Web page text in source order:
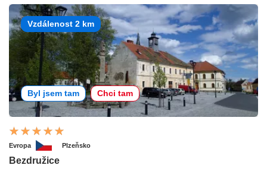
Vzdálenost 2 km
Byl jsem tam Chci tam
Evropa Plzeňsko
Bezdružice